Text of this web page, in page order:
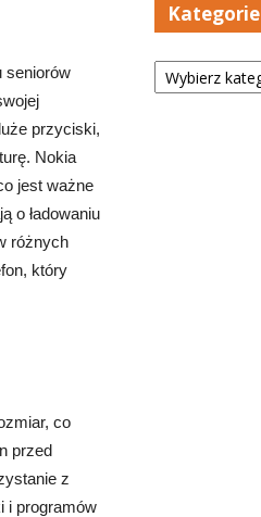
seniorów
przyciski,
Nokia
jest ważne
o ładowaniu
różnych
który
co
przed
z
i programów
Kategorie
Kategorie